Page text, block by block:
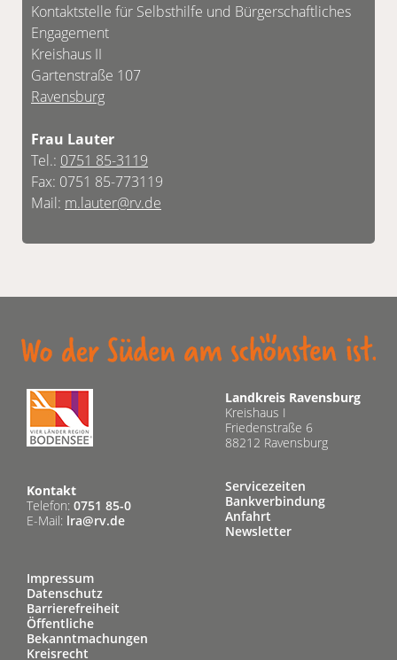
Kontaktstelle für Selbsthilfe und Bürgerschaftliches
Engagement
Kreishaus II
Gartenstraße 107
Ravensburg
Frau Lauter
Tel.: 0751 85-3119
Fax: 0751 85-773119
Mail: m.lauter@rv.de
Landkreis Ravensburg
Kreishaus I
Friedenstraße 6
88212 Ravensburg
Kontakt
Telefon: 0751 85-0
E-Mail: lra@rv.de
Servicezeiten
Bankverbindung
Anfahrt
Newsletter
Impressum
Datenschutz
Barrierefreiheit
Öffentliche
Bekanntmachungen
Kreisrecht